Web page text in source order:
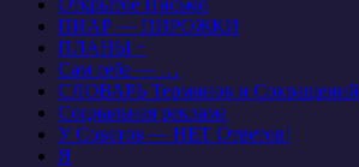
ПИАР — ПИРОЖКИ
ПЛАНЫ +
Сам себе — …
СЛОВАРЬ Терминов и Сокращений
Социальная реклама
У Советов — НЕТ Ответов!
Я